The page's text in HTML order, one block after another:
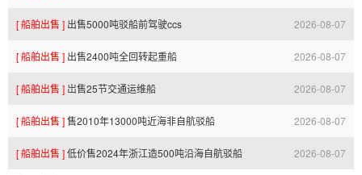
23:35:01.0
[ 船舶出售 ] 出售5000吨驳船前驾驶ccs 2026-08-07
23:12:00.0
[ 船舶出售 ] 出售2400吨全回转起重船 2026-08-07
23:11:59.0
[ 船舶出售 ] 岀售25节交通运维船 2026-08-07
23:11:54.0
[ 船舶出售 ]售2010年13000吨近海非自航驳船 2026-08-07
22:57:07.0
[ 船舶出售 ]低价售2024年浙江造500吨沿海自航驳船 2026-08-07